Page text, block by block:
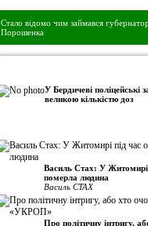
Стало відомо чим займався
Порошенка
У Бердичеві поліцейські
великою кількістю доз
Василь Стах: У
померла людина
Василь СТАХ
Про політичну інтригу,